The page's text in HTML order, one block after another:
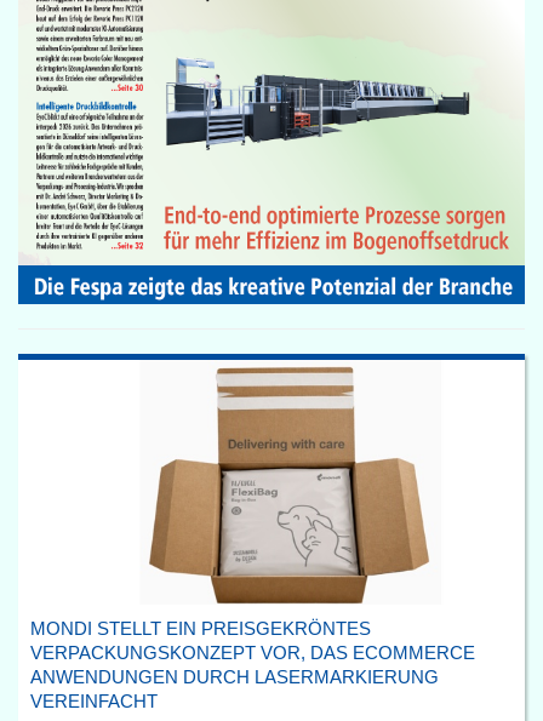
MONDI STELLT EIN PREISGEKRÖNTES
VERPACKUNGSKONZEPT VOR, DAS ECOMMERCE
ANWENDUNGEN DURCH LASERMARKIERUNG
VEREINFACHT